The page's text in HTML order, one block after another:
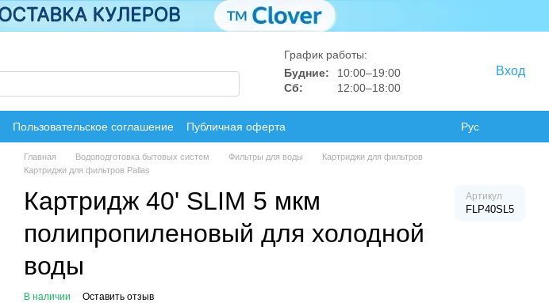
График работы:
Будние:
10:00–19:00
Сб:
12:00–18:00
Вход
Пользовательское соглашение Публичная оферта Рус
Главная Водоподготовка бытовых систем Фильтры для воды
Картриджи для фильтров
Картриджи для фильтров Pallas
Картридж 40' SLIM 5 мкм
полипропиленовый для холодной
воды
Артикул
FLP40SL5
В наличии Оставить отзыв